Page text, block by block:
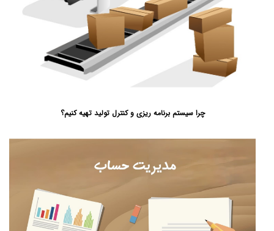
چرا سیستم برنامه ریزی و کنترل تولید تهیه کنیم؟